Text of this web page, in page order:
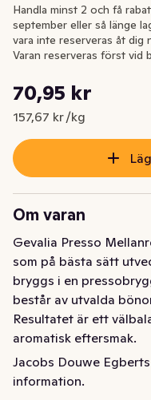
Nuvarande pris är:
70,95 kr
157,67 kr /kg
Styckpris: 157,67 kr /kg
Handla minst 2 och få
september eller så länge
vara inte reserveras åt dig
Varan reserveras först vid
Om varan
Gevalia Presso
som på bästa sätt
bryggs i en
består av utvalda
Resultatet är ett
aromatisk eftersmak.
Gevalia Presso
som på bästa sätt
Jacobs Douwe
information.